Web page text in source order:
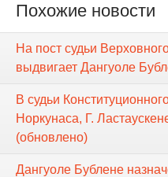
Похожие новости
На пост судьи
выдвигает Дангуоле
В судьи
Норкунаса, Г.
(обновлено)
Дангуоле Бублене